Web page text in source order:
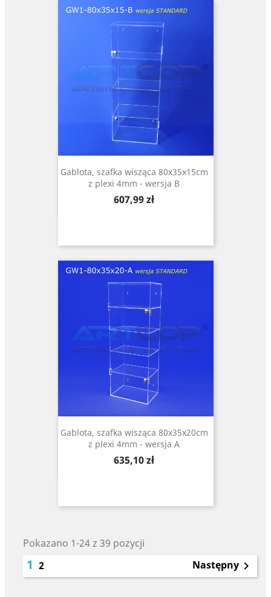
Gablota, szafka wisząca 80x35x15cm
z plexi 4mm - wersja B
Cena
607,99 zł
Gablota, szafka wisząca 80x35x20cm
z plexi 4mm - wersja A
Cena
635,10 zł
Pokazano 1-24 z 39 pozycji
1 2 Następny 